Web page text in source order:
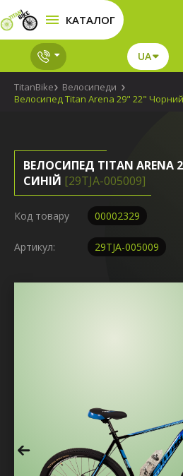
КАТАЛОГ
UA
TitanBike
Велосипеди
Велосипед Titan Arena 29" 22"
ВЕЛОСИПЕД TITAN ARENA
СИНІЙ [29TJA-005009]
Код товару 00002329
Артикул: 29TJA-005009